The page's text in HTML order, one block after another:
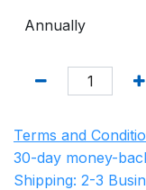
Terms and
30-day money-
Shipping: 2-3